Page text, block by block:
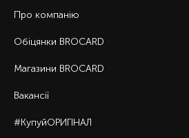
Про компанію
Обіцянки BROCARD
Магазини BROCARD
Вакансії
#КупуйОРИГІНАЛ